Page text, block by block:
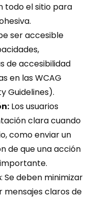
todo el sitio para
ser accesible
de accesibilidad
en las WCAG
Guidelines).
Los usuarios
clara cuando
como enviar un
de que una acción
: Se deben minimizar
claros de